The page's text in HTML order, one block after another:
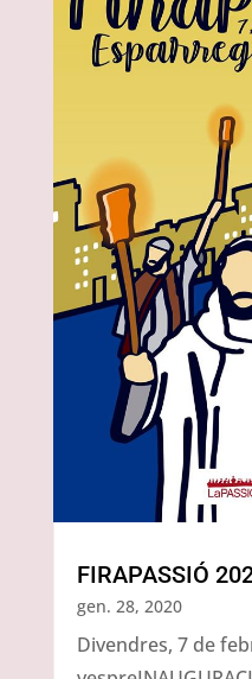
FIRAPASSIÓ
gen. 28, 2020
Divendres, 7 de